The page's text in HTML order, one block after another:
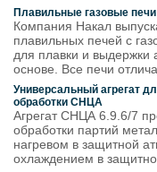
Плавильные газовые
Компания Накал
плавильных печей с
для плавки и
основе. Все печи
Универсальный агрегат
обработки СНЦА
Агрегат СНЦА 6.9.6/7
обработки партий
нагревом в защитной
охлаждением в